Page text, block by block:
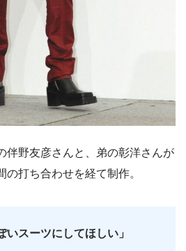
伴野友彦さんと、弟の彰洋さんが
打ち合わせを経て制作。
いスーツにしてほしい」